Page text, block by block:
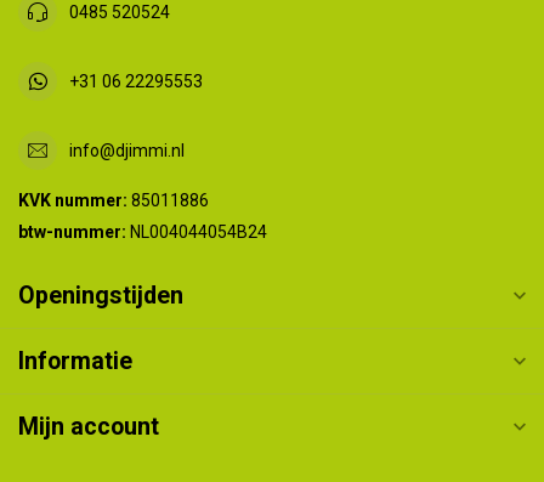
0485 520524
+31 06 22295553
info@djimmi.nl
KVK nummer: 85011886
btw-nummer: NL004044054B24
Openingstijden
Informatie
Mijn account